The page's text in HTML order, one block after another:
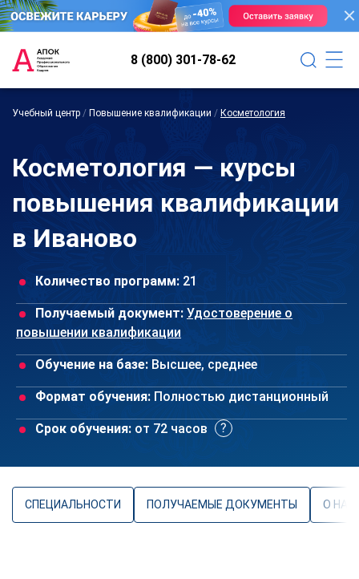
8 (800) 301-78-62
Учебный центр / Повышение квалификации / Косметология
Косметология — курсы
повышения квалификации
в Иваново
Количество программ: 21
Получаемый документ: Удостоверение о
повышении квалификации
Обучение на базе: Высшее, среднее
Формат обучения: Полностью дистанционный
Срок обучения: от 72 часов
СПЕЦИАЛЬНОСТИ ПОЛУЧАЕМЫЕ ДОКУМЕНТЫ О